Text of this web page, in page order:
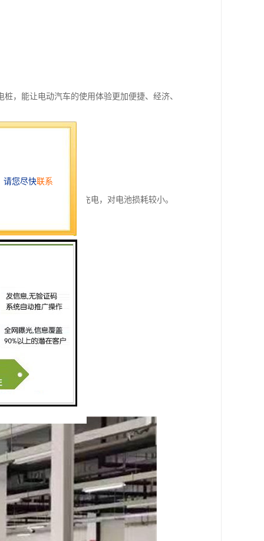
，能让电动汽车的使用体验更加便捷、经济、
装过程相对简单。
可靠。
夜间或长时间停车时充电，对电池损耗较小。
电量等。